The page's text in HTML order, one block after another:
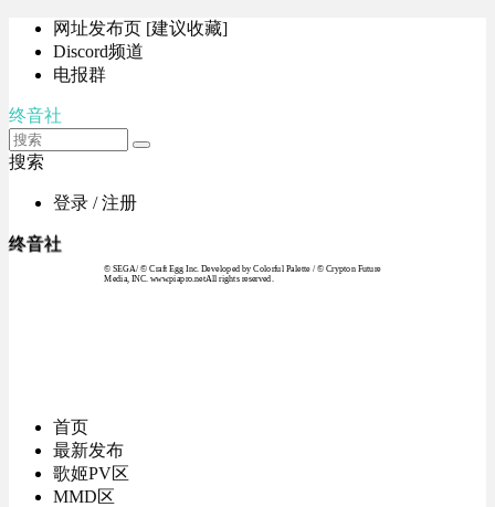
网址发布页 [建议收藏]
Discord频道
电报群
终音社
搜索
登录 / 注册
终音社
© SEGA / © Craft Egg Inc. Developed by Colorful Palette / © Crypton Future
Media, INC. www.piapro.netAll rights reserved.
首页
最新发布
歌姬PV区
MMD区